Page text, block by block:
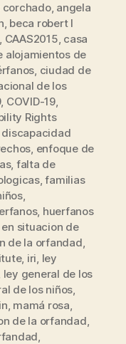
corchado, angela
, beca robert l
, CAAS2015, casa
alojamientos de
, ciudad de
de los
, COVID-19,
Rights
discapacidad
, enfoque de
, falta de
,familias
,
, huerfanos
situacion de
de la orfandad,
, iri, ley
ley general de los
de los niños,
, mamá rosa,
de la orfandad,
,